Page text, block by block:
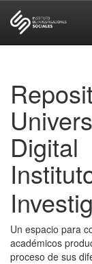
Digital
Un espacio para
académicos
proceso de sus